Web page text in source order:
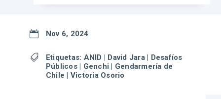
 Nov 6, 2024
 Etiquetas: ANID | David Jara| Desafíos
Públicos| Genchi | Gendarmería de
Chile | Victoria Osorio